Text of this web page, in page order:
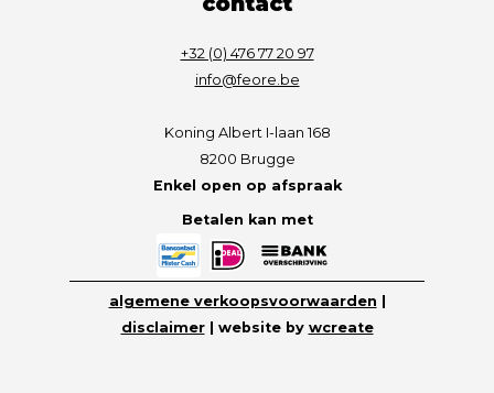
+32 (0) 476 77 20 97
info@feore.be
Koning Albert I-laan 168
8200 Brugge
Enkel open op afspraak
Betalen kan met
algemene verkoopsvoorwaarden
disclaimer| website by wcreate